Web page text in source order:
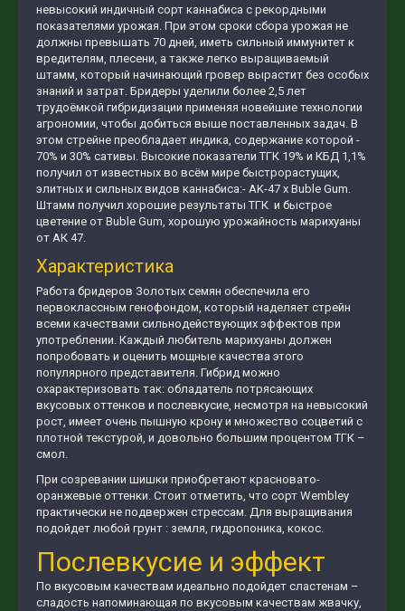
невысокий индичный сорт каннабиса с рекордными
показателями урожая. При этом сроки сбора урожая не
должны превышать 70 дней, иметь сильный иммунитет к
вредителям, плесени, а также легко выращиваемый
штамм, который начинающий гровер вырастит без особых
знаний и затрат. Бридеры уделили более 2,5 лет
трудоёмкой гибридизации применяя новейшие технологии
агрономии, чтобы добиться выше поставленных задач. В
этом стрейне преобладает индика, содержание которой -
70% и 30% сативы. Высокие показатели ТГК 19% и КБД 1,1%
получил от известных во всём мире быстрорастущих,
элитных и сильных видов каннабиса:- AK-47 x Buble Gum.
Штамм получил хорошие результаты ТГК и быстрое
цветение от Buble Gum, хорошую урожайность марихуаны
от АК 47.
Характеристика
Работа бридеров Золотых семян обеспечила его
первоклассным генофондом, который наделяет стрейн
всеми качествами сильнодействующих эффектов при
употреблении. Каждый любитель марихуаны должен
попробовать и оценить мощные качества этого
популярного представителя. Гибрид можно
охарактеризовать так: обладатель потрясающих
вкусовых оттенков и послевкусие, несмотря на невысокий
рост, имеет очень пышную крону и множество соцветий с
плотной текстурой, и довольно большим процентом ТГК –
смол.
При созревании шишки приобретают красновато-
оранжевые оттенки. Стоит отметить, что сорт Wembley
практически не подвержен стрессам. Для выращивания
подойдет любой грунт : земля, гидропоника, кокос.
Послевкусие и эффект
По вкусовым качествам идеально подойдет сластенам –
сладость напоминающая по вкусовым качествам жвачку,